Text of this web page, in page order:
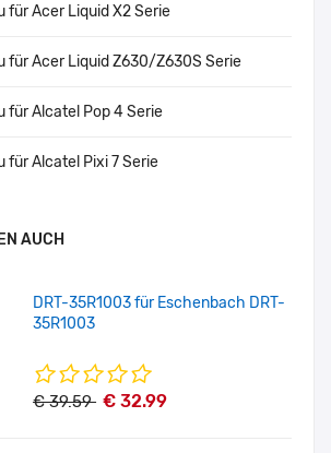
für Acer Liquid X2 Serie
für Acer Liquid Z630/Z630S Serie
für Alcatel Pop 4 Serie
für Alcatel Pixi 7 Serie
AUCH
DRT-35R1003 für Eschenbach DRT-
35R1003
€ 39.59 € 32.99